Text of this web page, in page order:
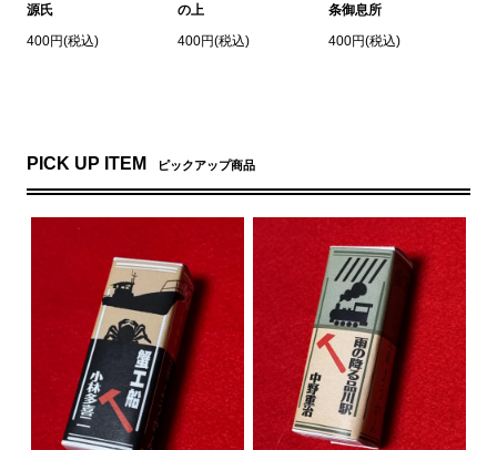
源氏
400円(税込)
の上
400円(税込)
条御息所
400円(税込)
PICK UP ITEM ピックアップ商品